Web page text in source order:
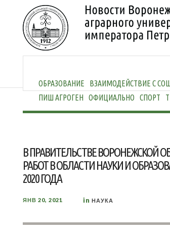
ОБРАЗОВАНИЕ ВЗАИМОДЕЙСТВИЕ С
ПИШ АГРОГЕН ОФИЦИАЛЬНО СПОРТ
В ПРАВИТЕЛЬСТВЕ ВОРОНЕЖСКОЙ
РАБОТ В ОБЛАСТИ НАУКИ И
2020 ГОДА
ЯНВ 20, 2021 in НАУКА